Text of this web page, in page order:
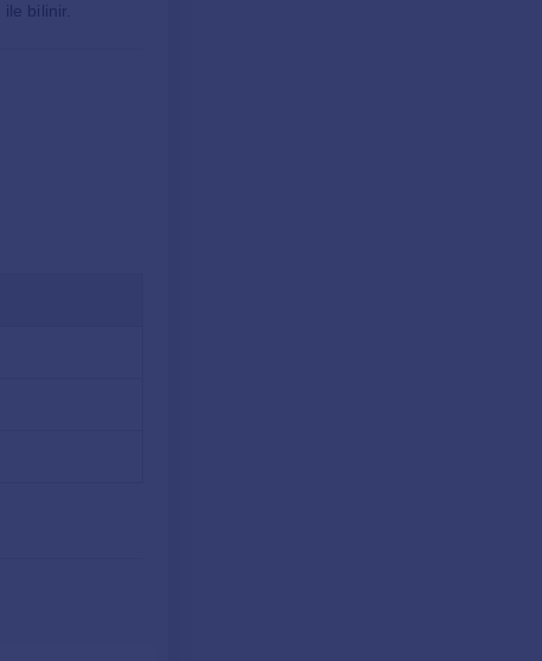
ile bilinir.